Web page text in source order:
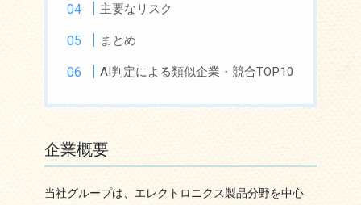
主要なリスク
まとめ
AI判定による類似企業・競合TOP10
企業概要
当社グループは、エレクトロニクス製品分野を中心